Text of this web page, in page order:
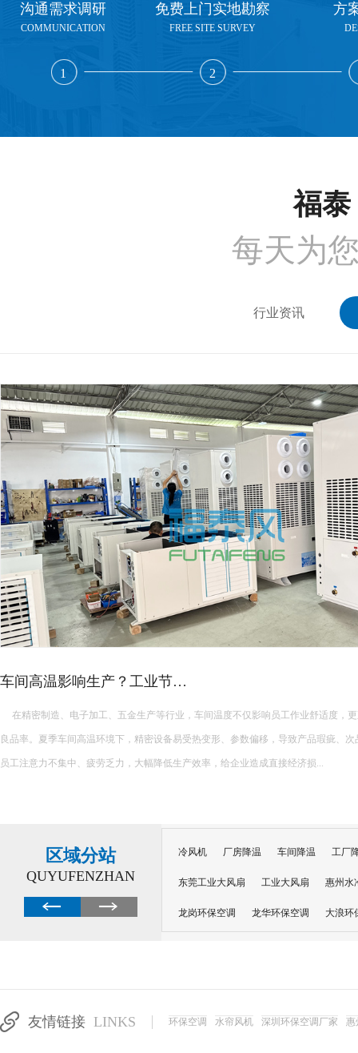
沟通需求调研
COMMUNICATION
1
免费上门实地勘察
FREE SITE SURVEY
2
方
福泰
每天为
行业资讯
车间高温影响生产？工业节…
在精密制造、电子加工、五金生产等行业，车间温度不仅影响员工作业舒适度，
良品率。夏季车间高温环境下，精密设备易受热变形、参数偏移，导致产品瑕疵、
员工注意力不集中、疲劳乏力，大幅降低生产效率，给企业造成直接经济损...
区域分站
QUYUFENZHAN
冷风机 厂房降温 车间降温 工厂
东莞工业大风扇 工业大风扇 惠州水
龙岗环保空调 龙华环保空调 大浪环
友情链接 LINKS 环保空调 水帘风机 深圳环保空调厂家 惠